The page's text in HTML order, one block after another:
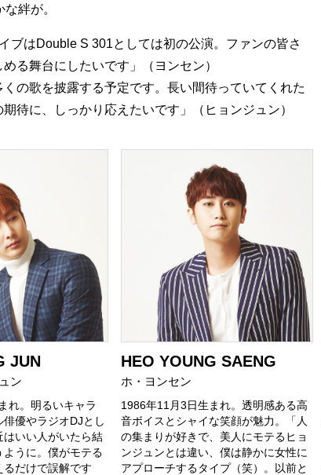
絆が。
ブはDouble S 301としては初の公演。ファンの皆さ
る舞台にしたいです」（ヨンセン）
くの歌を披露する予定です。長い間待っていてくれた
期待に、しっかり応えたいです」（ヒョンジュン）
JUN
ン
れ。明るいキャラ
優やラジオDJとし
いい人がいたら結
うに。僕がモテる
だけで誤解です
HEO YOUNG SAENG
ホ・ヨンセン
1986年11月3日生まれ。透明感ある高
音ボイスとシャイな笑顔が魅力。「人
の集まりが好きで、美人にモテるヒョ
ンジュンとは違い、僕は静かに女性に
アプローチするタイプ（笑）。以前と